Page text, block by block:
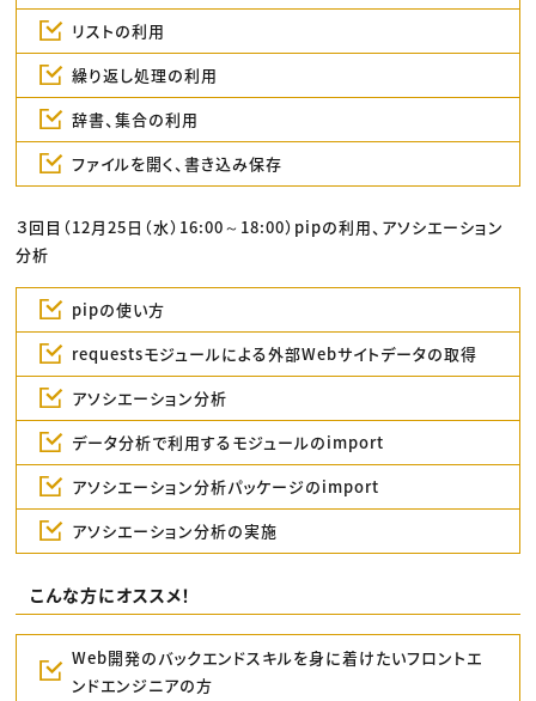
リストの利用
繰り返し処理の利用
辞書、集合の利用
ファイルを開く、書き込み保存
３回目（12月25日（水）16:00～18:00）pipの利用、アソシエーション
分析
pipの使い方
requestsモジュールによる外部Webサイトデータの取得
アソシエーション分析
データ分析で利用するモジュールのimport
アソシエーション分析パッケージのimport
アソシエーション分析の実施
こんな方にオススメ！
Web開発のバックエンドスキルを身に着けたいフロントエ
ンドエンジニアの方